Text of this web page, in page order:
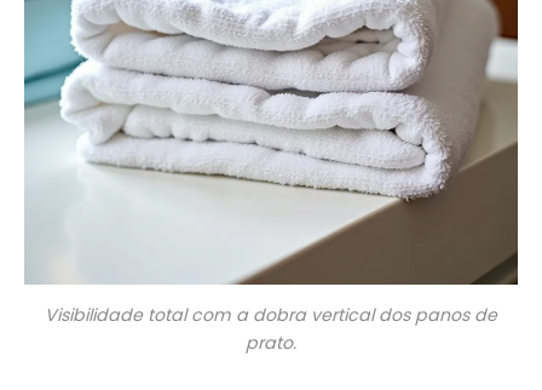
Visibilidade total com a dobra vertical dos panos de
prato.